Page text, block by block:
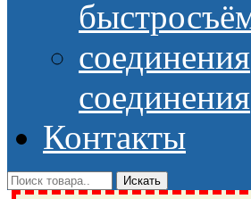
соединения
Контакты